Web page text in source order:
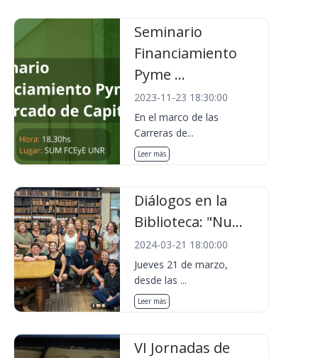
Seminario
Financiamiento
Pyme ...
2023-11-23 18:30:00
En el marco de las
Carreras de...
Leer más
Diálogos en la
Biblioteca: "Nu...
2024-03-21 18:00:00
Jueves 21 de marzo,
desde las ...
Leer más
VI Jornadas de